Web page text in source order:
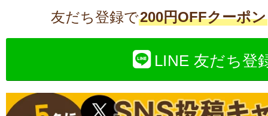
友だち登録で200円OFFクーポン
LINE 友だち登